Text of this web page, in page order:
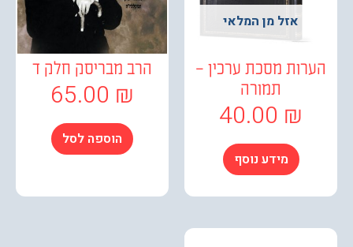
אזל מן המלאי
מסכת ערכין –
40.00
מידע נוסף
הרב מבריסק חלק ד
65.00
הוספה לסל